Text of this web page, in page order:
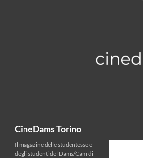
CineDams Torino
Il magazine delle studentesse e
degli studenti del Dams/Cam di